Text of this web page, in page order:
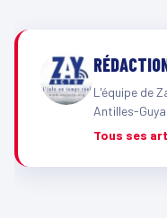
L'équipe de
Antilles-
Tous ses